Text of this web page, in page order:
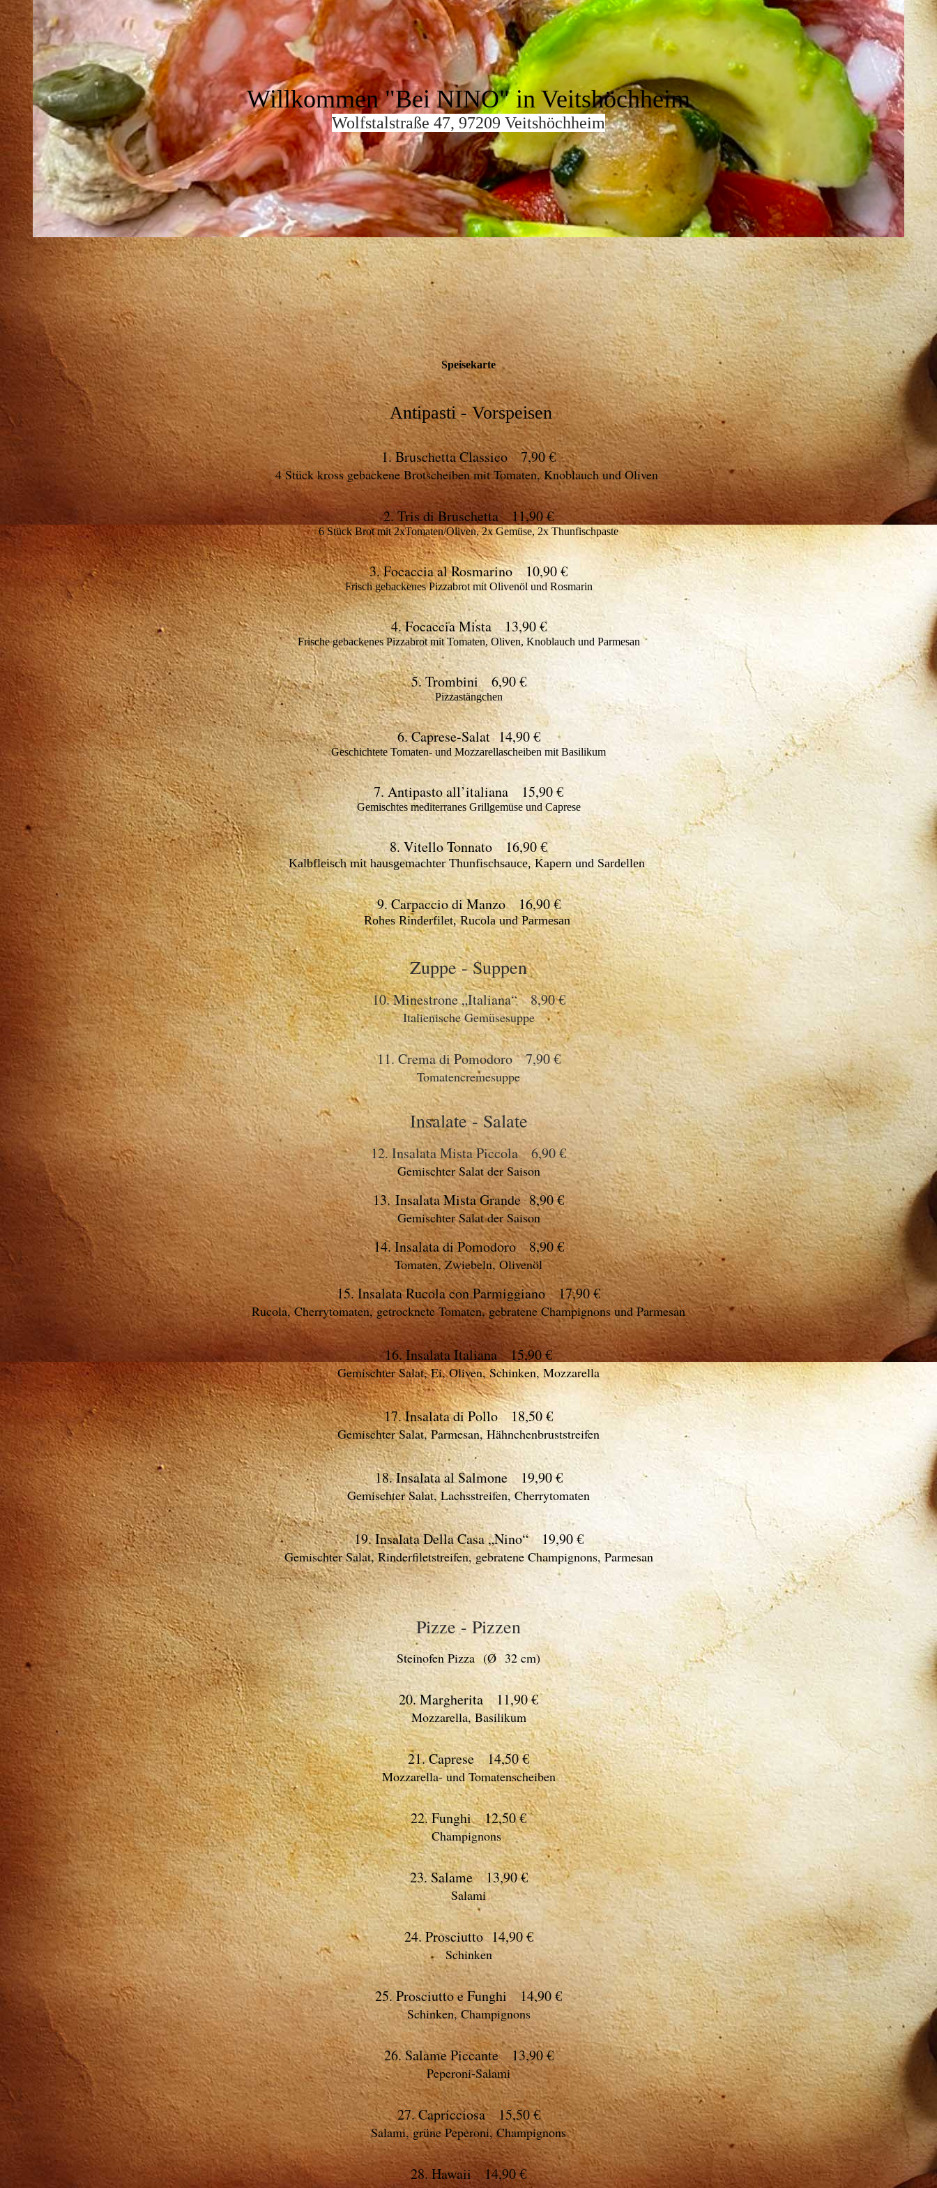
Willkommen "Bei NINO" in Veitshöchheim
Wolfstalstraße 47, 97209 Veitshöchheim
Speisekarte
Antipasti - Vorspeisen
1. Bruschetta Classico 7,90 €
4 Stück kross gebackene Brotscheiben mit Tomaten, Knoblauch und Oliven
2. Tris di Bruschetta 11,90 €
6 Stück Brot mit 2xTomaten/Oliven, 2x Gemüse, 2x Thunfischpaste
3. Focaccia al Rosmarino 10,90 €
Frisch gebackenes Pizzabrot mit Olivenöl und Rosmarin
4. Focaccia Mista 13,90 €
Frische gebackenes Pizzabrot mit Tomaten, Oliven, Knoblauch und Parmesan
5. Trombini 6,90 €
Pizzastängchen
6. Caprese-Salat 14,90 €
Geschichtete Tomaten- und Mozzarellascheiben mit Basilikum
7. Antipasto all’italiana 15,90 €
Gemischtes mediterranes Grillgemüse und Caprese
8. Vitello Tonnato 16,90 €
Kalbfleisch mit hausgemachter Thunfischsauce, Kapern und Sardellen
9. Carpaccio di Manzo 16,90 €
Rohes Rinderfilet, Rucola und Parmesan
Zuppe - Suppen
10. Minestrone „Italiana“ 8,90 €
Italienische Gemüsesuppe
11. Crema di Pomodoro 7,90 €
Tomatencremesuppe
Insalate - Salate
12. Insalata Mista Piccola 6,90 €
Gemischter Salat der Saison
13. Insalata Mista Grande 8,90 €
Gemischter Salat der Saison
14. Insalata di Pomodoro 8,90 €
Tomaten, Zwiebeln, Olivenöl
15. Insalata Rucola con Parmiggiano 17,90 €
Rucola, Cherrytomaten, getrocknete Tomaten, gebratene Champignons und Parmesan
16. Insalata Italiana 15,90 €
Gemischter Salat, Ei, Oliven, Schinken, Mozzarella
17. Insalata di Pollo 18,50 €
Gemischter Salat, Parmesan, Hähnchenbruststreifen
18. Insalata al Salmone 19,90 €
Gemischter Salat, Lachsstreifen, Cherrytomaten
19. Insalata Della Casa „Nino“ 19,90 €
Gemischter Salat, Rinderfiletstreifen, gebratene Champignons, Parmesan
Pizze - Pizzen
Steinofen Pizza (Ø 32 cm)
20. Margherita 11,90 €
Mozzarella, Basilikum
21. Caprese 14,50 €
Mozzarella- und Tomatenscheiben
22. Funghi 12,50 €
Champignons
23. Salame 13,90 €
Salami
24. Prosciutto 14,90 €
Schinken
25. Prosciutto e Funghi 14,90 €
Schinken, Champignons
26. Salame Piccante 13,90 €
Peperoni-Salami
27. Capricciosa 15,50 €
Salami, grüne Peperoni, Champignons
28. Hawaii 14,90 €